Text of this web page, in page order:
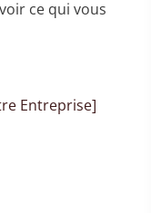
ce qui vous
Entreprise]